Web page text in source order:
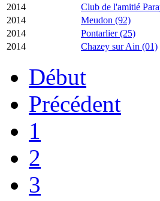
2014
Club de l'amitié
2014
Meudon (92)
2014
Pontarlier (25)
2014
Chazey sur Ain (01)
Début
Précédent
1
2
3